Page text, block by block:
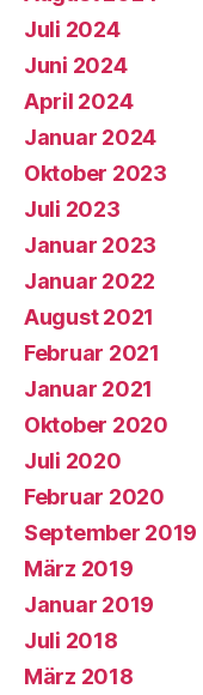
Juli 2024
Juni 2024
April 2024
Januar 2024
Oktober 2023
Juli 2023
Januar 2023
Januar 2022
August 2021
Februar 2021
Januar 2021
Oktober 2020
Juli 2020
Februar 2020
September 2019
März 2019
Januar 2019
Juli 2018
März 2018